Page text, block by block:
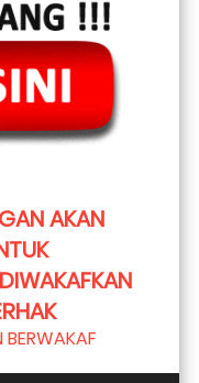
AKAN
BERWAKAF